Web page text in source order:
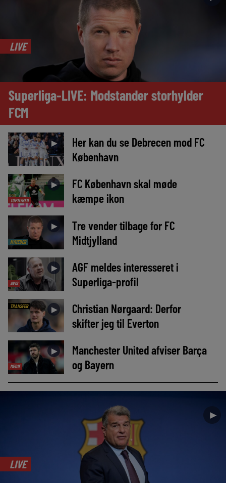
LIVE
Superliga-LIVE: Modstander storhylder
FCM
►
Her kan du se Debrecen mod FC
København
TOPNYHED
►
FC København skal møde
kæmpe ikon
NYHEDER
►
Tre vender tilbage for FC
Midtjylland
AVIS
►
AGF meldes interesseret i
Superliga-profil
TRANSFER ►
Christian Nørgaard: Derfor
skifter jeg til Everton
MEDIE
►
Manchester United afviser Barça
og Bayern
►
LIVE